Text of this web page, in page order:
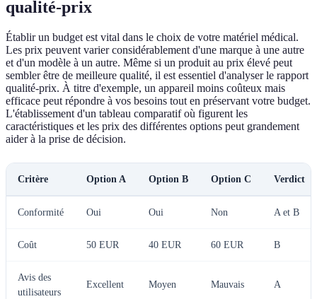
qualité-prix
Établir un budget est vital dans le choix de votre matériel médical.
Les prix peuvent varier considérablement d'une marque à une autre
et d'un modèle à un autre. Même si un produit au prix élevé peut
sembler être de meilleure qualité, il est essentiel d'analyser le rapport
qualité-prix. À titre d'exemple, un appareil moins coûteux mais
efficace peut répondre à vos besoins tout en préservant votre budget.
L'établissement d'un tableau comparatif où figurent les
caractéristiques et les prix des différentes options peut grandement
aider à la prise de décision.
Critère Option A Option B Option C Verdict
Conformité Oui Oui Non A et B
Coût 50 EUR 40 EUR 60 EUR B
Avis des
utilisateurs
Excellent Moyen Mauvais A